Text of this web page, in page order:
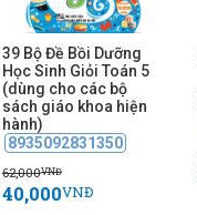
39 Bộ Đề Bồi Dưỡng
Học Sinh Giỏi Toán 5
(dùng cho các bộ
sách giáo khoa hiện
hành)
8935092831350
62,000VNĐ
40,000VNĐ